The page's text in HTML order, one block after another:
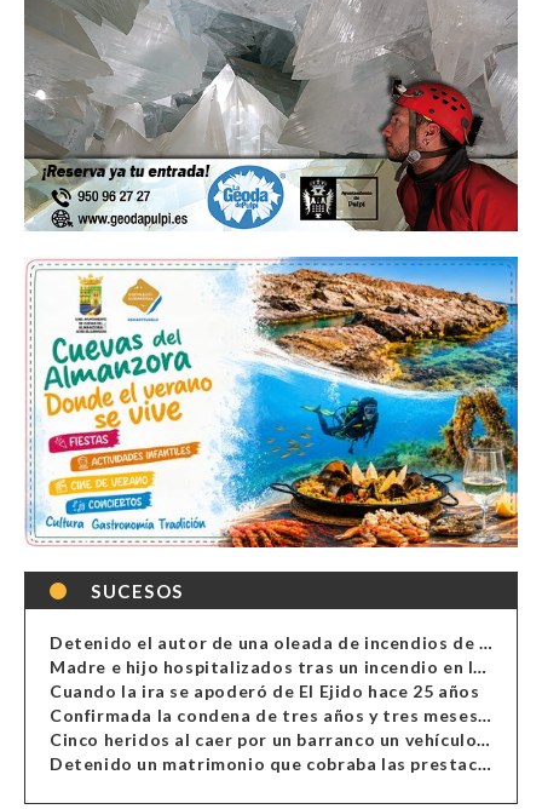
SUCESOS
Detenido el autor de una oleada de incendios de contenedores en Almería
Madre e hijo hospitalizados tras un incendio en la cocina de una vivienda en Almería
Cuando la ira se apoderó de El Ejido hace 25 años
Confirmada la condena de tres años y tres meses al hombre de Antas acusado de xenofobia
Cinco heridos al caer por un barranco un vehículo en Alcolea
Detenido un matrimonio que cobraba las prestaciones de ilegales en Almería, Granada, Málaga, Huelva y Murcia